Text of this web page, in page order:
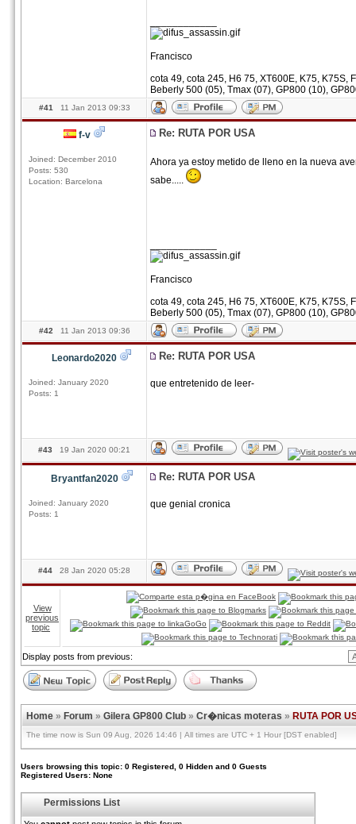
Francisco
cota 49, cota 245, H6 75, XT600E, K75, K75S,
Beberly 500 (05), Tmax (07), GP800 (10),
#41 11 Jan 2013 09:33
f-v
Joined: December 2010
Posts: 530
Location: Barcelona
Re: RUTA POR USA
Ahora ya estoy metido de lleno en la nueva
sabe.....
Francisco
cota 49, cota 245, H6 75, XT600E, K75, K75S,
Beberly 500 (05), Tmax (07), GP800 (10),
#42 11 Jan 2013 09:36
Leonardo2020
Joined: January 2020
Posts: 1
Re: RUTA POR USA
que entretenido de leer-
#43 19 Jan 2020 00:21
Bryantfan2020
Joined: January 2020
Posts: 1
Re: RUTA POR USA
que genial cronica
#44 28 Jan 2020 05:28
View
previous
topic
Display posts from previous:
Home » Forum » Gilera GP800 Club » Cr�nicas moteras » RUTA POR
The time now is Sun 09 Aug, 2026 14:46 | All times are UTC + 1 Hour [DST enabled]
Users browsing this topic: 0 Registered, 0 Hidden and 0 Guests
Registered Users: None
Permissions List